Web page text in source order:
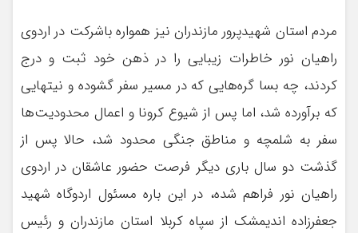
مردم استان شهیدپرور مازندران نیز همواره باشرکت در اردوی
راهیان نور خاطرات زیبایی را در ذهن خود ثبت و درج
کردند، چه بسا گره‌هایی که در مسیر سفر گشوده و نیتهایی
که برآورده شد، اما پس از شیوع کرونا و اعمال محدودیت‌ها
سفر به شلمچه و مناطق جنگی محدود شد، حالا پس از
گذشت دو سال باری دیگر فرصت حضور عاشقان در اردوی
راهیان نور فراهم شده، در این باره مسئول اردوگاه شهید
جعفرزاده اندیمشک از سپاه کربلا استان مازندران و رئیس